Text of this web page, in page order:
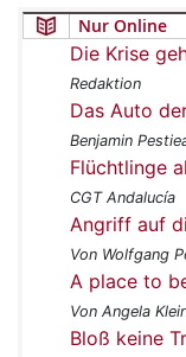
Nur Online
Die Krise
Redaktion
Das Auto
Benjamin
Flüchtlinge
CGT Andalucía
Angriff auf
Von Wolfgang
A place to
Von Angela
Bloß keine